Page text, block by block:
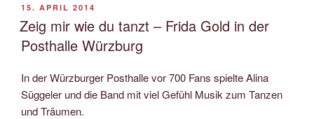
VERÖFFENTLICHT
AM
15. APRIL 2014
Zeig mir wie du tanzt – Frida Gold in der
Posthalle Würzburg
In der Würzburger Posthalle vor 700 Fans spielte Alina
Süggeler und die Band mit viel Gefühl Musik zum Tanzen
und Träumen.